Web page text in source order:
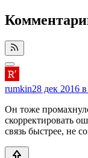
rumkin28 дек 2016
Он тоже
скорректировать
связь быстрее, не